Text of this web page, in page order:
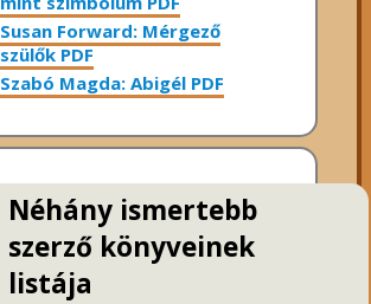
Susan Forward: Mérgező
szülők PDF
Szabó Magda: Abigél PDF
Néhány ismertebb
szerző könyveinek
listája